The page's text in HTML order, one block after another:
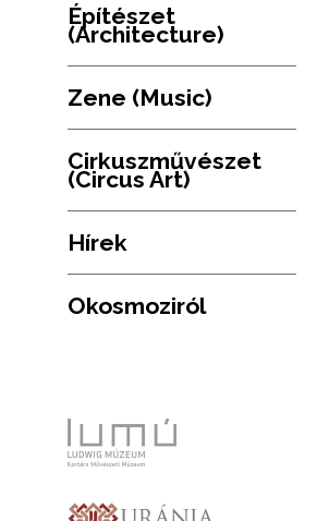
Építészet
(Architecture)
Zene (Music)
Cirkuszművészet
(Circus Art)
Hírek
Okosmoziról